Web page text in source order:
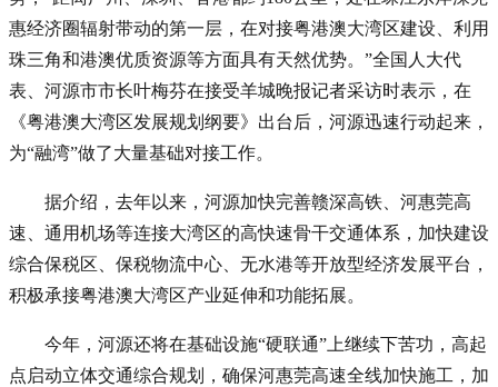
惠经济圈辐射带动的第一层，在对接粤港澳大湾区建设、利用
珠三角和港澳优质资源等方面具有天然优势。”全国人大代
表、河源市市长叶梅芬在接受羊城晚报记者采访时表示，在
《粤港澳大湾区发展规划纲要》出台后，河源迅速行动起来，
为“融湾”做了大量基础对接工作。
据介绍，去年以来，河源加快完善赣深高铁、河惠莞高
速、通用机场等连接大湾区的高快速骨干交通体系，加快建设
综合保税区、保税物流中心、无水港等开放型经济发展平台，
积极承接粤港澳大湾区产业延伸和功能拓展。
今年，河源还将在基础设施“硬联通”上继续下苦功，高起
点启动立体交通综合规划，确保河惠莞高速全线加快施工，加